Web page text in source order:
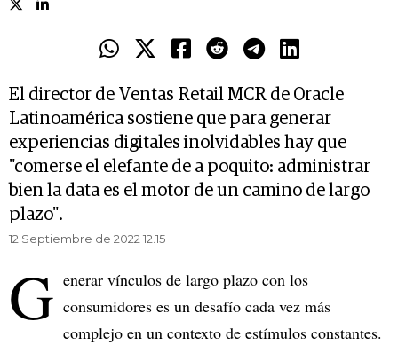
El director de Ventas Retail MCR de Oracle
Latinoamérica sostiene que para generar
experiencias digitales inolvidables hay que
"comerse el elefante de a poquito: administrar
bien la data es el motor de un camino de largo
plazo".
12 Septiembre de 2022 12.15
G enerar vínculos de largo plazo con los
consumidores es un desafío cada vez más
complejo en un contexto de estímulos constantes.